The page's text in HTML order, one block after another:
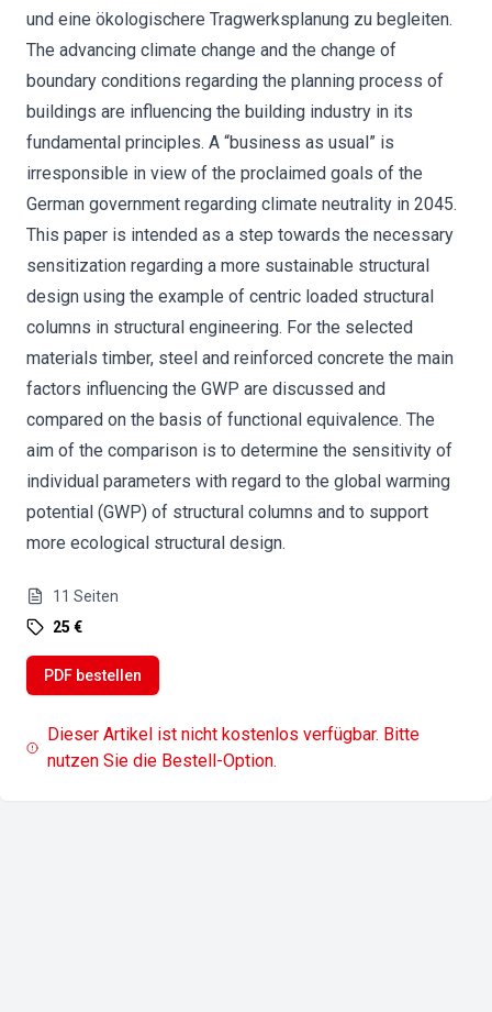
und eine ökologischere Tragwerksplanung zu begleiten.
The advancing climate change and the change of
boundary conditions regarding the planning process of
buildings are influencing the building industry in its
fundamental principles. A “business as usual” is
irresponsible in view of the proclaimed goals of the
German government regarding climate neutrality in 2045.
This paper is intended as a step towards the necessary
sensitization regarding a more sustainable structural
design using the example of centric loaded structural
columns in structural engineering. For the selected
materials timber, steel and reinforced concrete the main
factors influencing the GWP are discussed and
compared on the basis of functional equivalence. The
aim of the comparison is to determine the sensitivity of
individual parameters with regard to the global warming
potential (GWP) of structural columns and to support
more ecological structural design.
11 Seiten
25 €
PDF bestellen
Dieser Artikel ist nicht kostenlos verfügbar. Bitte
nutzen Sie die Bestell-Option.